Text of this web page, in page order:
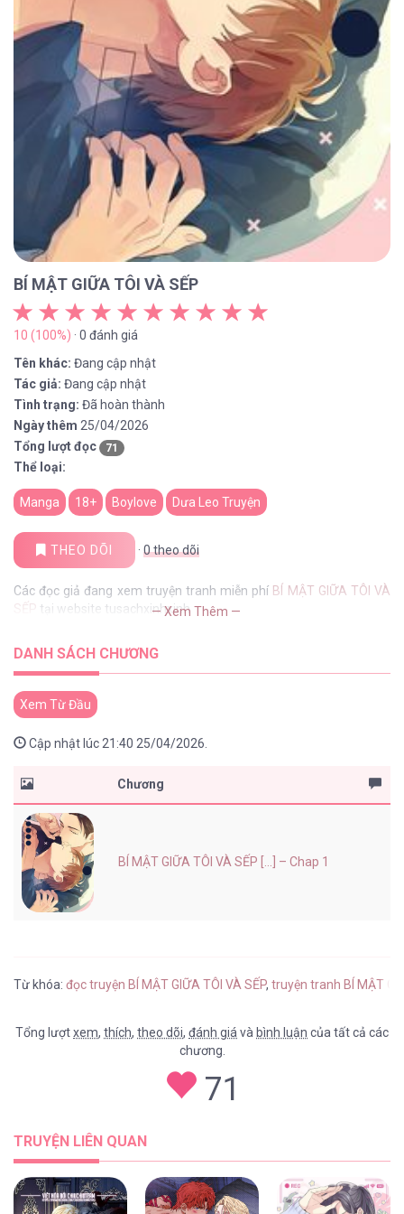
BÍ MẬT GIỮA TÔI VÀ SẾP
10 (100%) · 0 đánh giá
Tên khác: Đang cập nhật
Tác giả: Đang cập nhật
Tình trạng: Đã hoàn thành
Ngày thêm 25/04/2026
Tổng lượt đọc
71
Thể loại:
Manga 18+ Boylove Dưa Leo Truyện
THEO DÕI · 0theo dõi
Các đọc giả đang xem truyện tranh miễn phí BÍ MẬT GIỮA TÔI VÀ
SẾP tại website tusachxinhxinh— Xem Thêm —
DANH SÁCH CHƯƠNG
Xem Từ Đầu
Cập nhật lúc 21:40 25/04/2026.
Chương
BÍ MẬT GIỮA TÔI VÀ SẾP [...] – Chap 1
Từ khóa: đọc truyện BÍ MẬT GIỮA TÔI VÀ SẾP, truyện tranh BÍ MẬT
Tổng lượtxem, thích, theo dõi, đánh giávà bình luận của tất cả các
chương.
71
TRUYỆN LIÊN QUAN